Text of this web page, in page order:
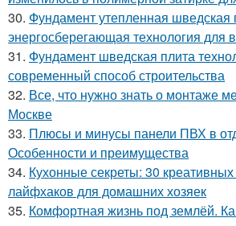
30. Фундамент утепленная шведская
энергосберегающая технология для
31. Фундамент шведская плита
современный способ строительства
32. Все, что нужно знать о монтаже
Москве
33. Плюсы и минусы панели ПВХ в
Особенности и преимущества
34. Кухонные секреты: 30
лайфхаков для домашних хозяек
35. Комфортная жизнь под землёй.